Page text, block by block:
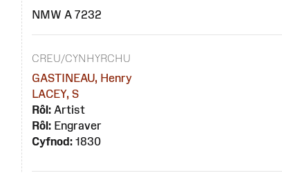
NMW A 7232
CREU/CYNHYRCHU
GASTINEAU, Henry
LACEY, S
Rôl:Artist
Rôl:Engraver
Cyfnod:1830